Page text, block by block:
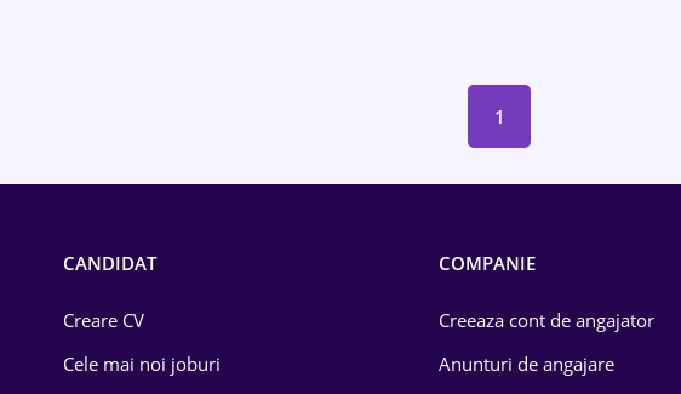
IT / Telecom
1
CANDIDAT
Creare CV
Cele mai noi joburi
COMPANIE
Creeaza cont de angajator
Anunturi de angajare